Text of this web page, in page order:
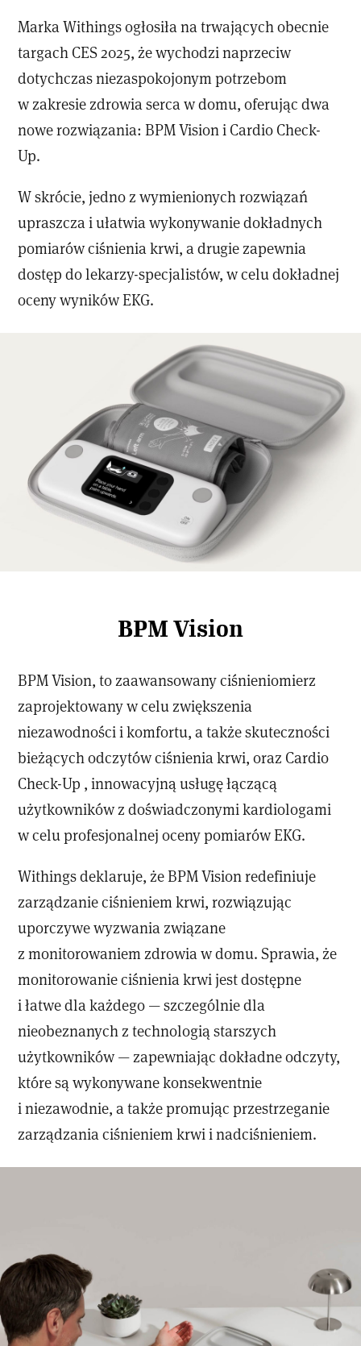
Marka Withings ogłosiła na trwających obecnie
targach CES 2025, że wychodzi naprzeciw
dotychczas niezaspokojonym potrzebom
w zakresie zdrowia serca w domu, oferując dwa
nowe rozwiązania: BPM Vision i Cardio Check-
Up.
W skrócie, jedno z wymienionych rozwiązań
upraszcza i ułatwia wykonywanie dokładnych
pomiarów ciśnienia krwi, a drugie zapewnia
dostęp do lekarzy-specjalistów, w celu dokładnej
oceny wyników EKG.
BPM Vision
BPM Vision, to zaawansowany ciśnieniomierz
zaprojektowany w celu zwiększenia
niezawodności i komfortu, a także skuteczności
bieżących odczytów ciśnienia krwi, oraz Cardio
Check-Up , innowacyjną usługę łączącą
użytkowników z doświadczonymi kardiologami
w celu profesjonalnej oceny pomiarów EKG.
Withings deklaruje, że BPM Vision redefiniuje
zarządzanie ciśnieniem krwi, rozwiązując
uporczywe wyzwania związane
z monitorowaniem zdrowia w domu. Sprawia, że ​​
monitorowanie ciśnienia krwi jest dostępne
i łatwe dla każdego — szczególnie dla
nieobeznanych z technologią starszych
użytkowników — zapewniając dokładne odczyty,
które są wykonywane konsekwentnie
i niezawodnie, a także promując przestrzeganie
zarządzania ciśnieniem krwi i nadciśnieniem.